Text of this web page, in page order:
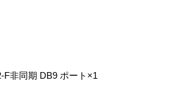
非同期 DB9 ポート×1